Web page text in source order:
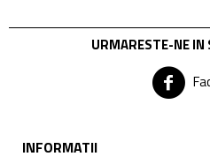
URMARESTE-NE IN
INFORMATII